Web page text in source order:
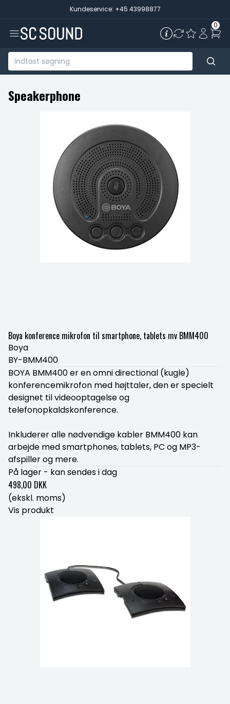
Kundeservice: +45 43998877
0
Speakerphone
Boya konference mikrofon til smartphone, tablets mv BMM400
Boya
BY-BMM400
BOYA BMM400 er en omni directional (kugle)
konferencemikrofon med højttaler, den er specielt
designet til videooptagelse og
telefonopkaldskonference.
Inkluderer alle nødvendige kabler BMM400 kan
arbejde med smartphones, tablets, PC og MP3-
afspiller og mere.
På lager - kan sendes i dag
498,00 DKK
(ekskl. moms)
Vis produkt